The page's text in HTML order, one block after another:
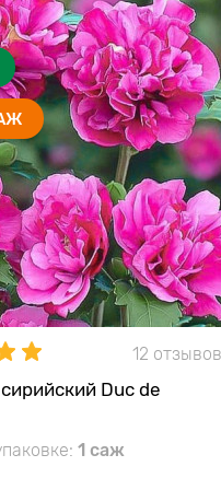
12 отзывов
Duc de
1 саж